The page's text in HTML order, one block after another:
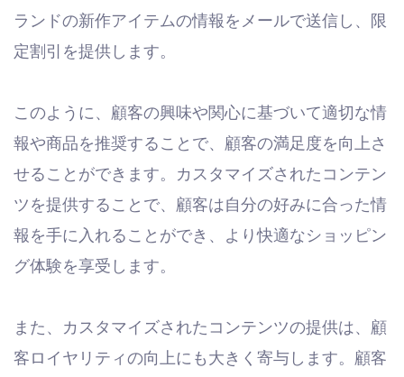
ランドの新作アイテムの情報をメールで送信し、限
定割引を提供します。
このように、顧客の興味や関心に基づいて適切な情
報や商品を推奨することで、顧客の満足度を向上さ
せることができます。カスタマイズされたコンテン
ツを提供することで、顧客は自分の好みに合った情
報を手に入れることができ、より快適なショッピン
グ体験を享受します。
また、カスタマイズされたコンテンツの提供は、顧
客ロイヤリティの向上にも大きく寄与します。顧客